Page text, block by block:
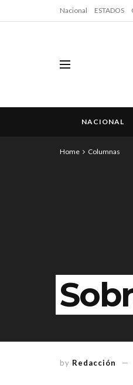
Nacional ESTADOS
NACIONAL
Home Columnas
by Redacción